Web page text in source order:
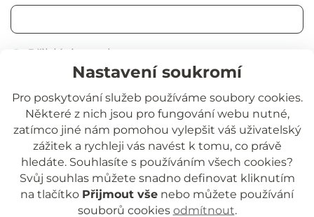
Nastavení soukromí
Pro poskytování služeb používáme soubory cookies.
Některé z nich jsou pro fungování webu nutné,
zatímco jiné nám pomohou vylepšit váš uživatelský
zážitek a rychleji vás navést k tomu, co právě
hledáte. Souhlasíte s používáním všech cookies?
Svůj souhlas můžete snadno definovat kliknutím
na tlačítko Přijmout vše nebo můžete používání
souborů cookies odmítnout.
Přihlásit trvale
Zapomněli jste heslo?